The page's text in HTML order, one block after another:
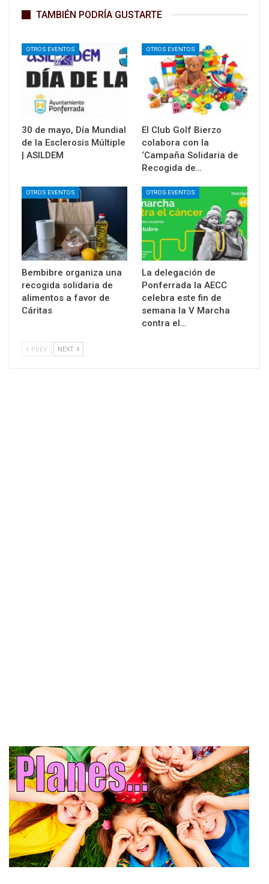
TAMBIÉN PODRÍA GUSTARTE
OTROS EVENTOS
30 de mayo, Día Mundial
de la Esclerosis Múltiple
| ASILDEM
OTROS EVENTOS
El Club Golf Bierzo
colabora con la
‘Campaña Solidaria de
Recogida de…
OTROS EVENTOS
Bembibre organiza una
recogida solidaria de
alimentos a favor de
Cáritas
OTROS EVENTOS
La delegación de
Ponferrada la AECC
celebra este fin de
semana la V Marcha
contra el…
PREV NEXT